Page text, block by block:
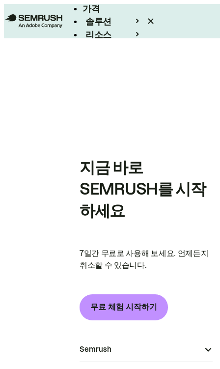
가격
솔루션
리소스
지금 바로
SEMRUSH를 시작
하세요
7일간 무료로 사용해 보세요. 언제든지
취소할 수 있습니다.
무료 체험 시작하기
Semrush